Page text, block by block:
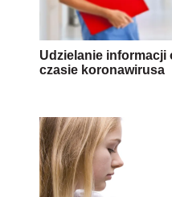
Udzielanie informacji
czasie koronawirusa